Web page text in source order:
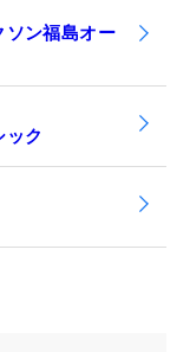
ソン福島オー
ック